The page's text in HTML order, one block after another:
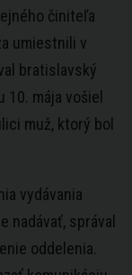
činiteľa
umiestnili v
bratislavský
mája vošiel
muž, ktorý bol
vydávania
nadávať, správal
oddelenia.